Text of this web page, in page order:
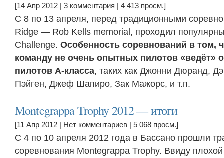
[14 Апр 2012 | 3 комментария | 4 413 просм.]
С 8 по 13 апреля, перед традиционными
Ridge — Rob Kells memorial, проходил
Challenge. Особенность соревнований в том,
команду не очень опытных пилотов «ведёт»
пилотов А-класса, таких как Джонни Дюранд,
Пэйген, Джеф Шапиро, Зак Мажорс, и т.п.
Montegrappa Trophy 2012 — итоги
[11 Апр 2012 | Нет комментариев | 5 068 просм.]
С 4 по 10 апреля 2012 года в Бассано прошли
соревнования Montegrappa Trophy. Ввиду